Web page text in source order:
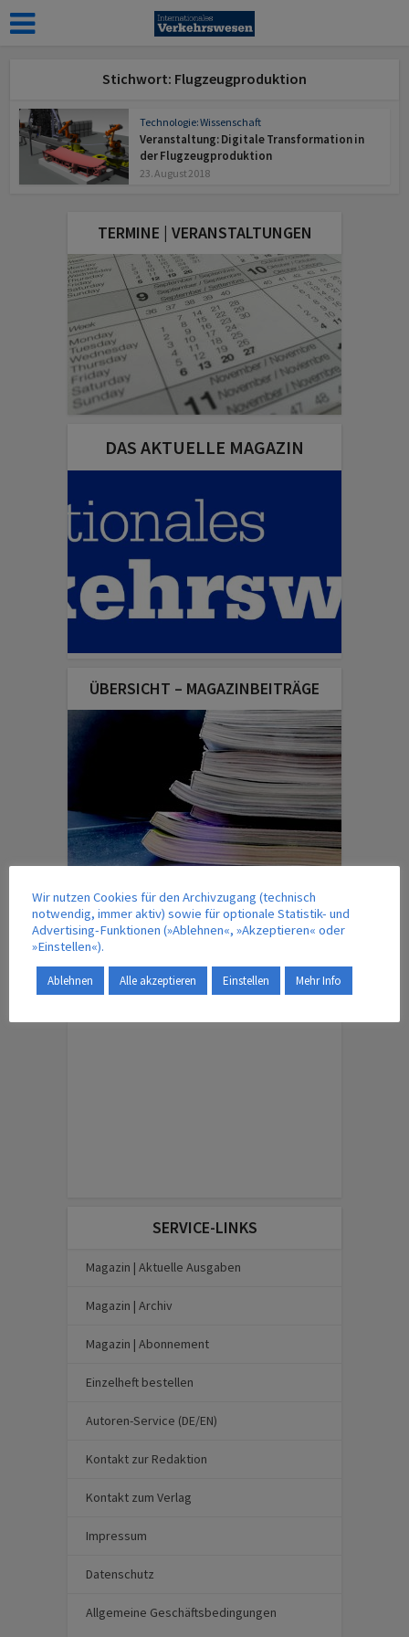
Stichwort: Flugzeugproduktion
Technologie: Wissenschaft
Veranstaltung: Digitale Transformation in
der Flugzeugproduktion
23. August 2018
TERMINE | VERANSTALTUNGEN
DAS AKTUELLE MAGAZIN
ÜBERSICHT – MAGAZINBEITRÄGE
IM VERLAG ERSCHEINT AUCH …
ENGLISH EDITION
SERVICE-LINKS
Magazin | Aktuelle Ausgaben
Magazin | Archiv
Magazin | Abonnement
Einzelheft bestellen
Autoren-Service (DE/EN)
Kontakt zur Redaktion
Kontakt zum Verlag
Impressum
Datenschutz
Allgemeine Geschäftsbedingungen
Wir nutzen Cookies für den Archivzugang (technisch
notwendig, immer aktiv) sowie für optionale Statistik- und
Advertising-Funktionen (»Ablehnen«, »Akzeptieren« oder
»Einstellen«).
Ablehnen Alle akzeptieren Einstellen Mehr Info